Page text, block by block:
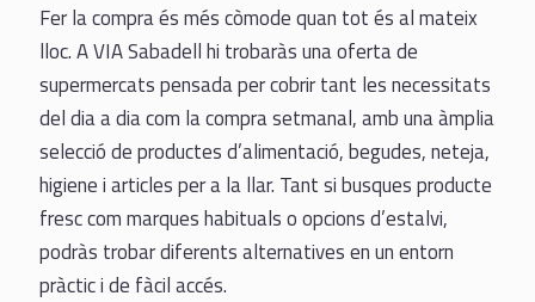
Fer la compra és més còmode quan tot és al mateix
lloc. A VIA Sabadell hi trobaràs una oferta de
supermercats pensada per cobrir tant les necessitats
del dia a dia com la compra setmanal, amb una àmplia
selecció de productes d’alimentació, begudes, neteja,
higiene i articles per a la llar. Tant si busques producte
fresc com marques habituals o opcions d’estalvi,
podràs trobar diferents alternatives en un entorn
pràctic i de fàcil accés.